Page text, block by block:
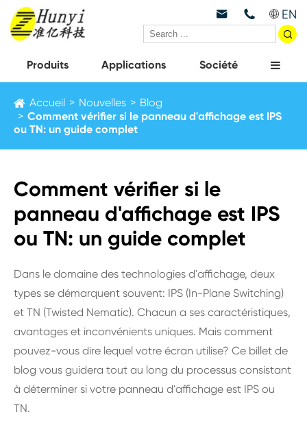
  EN

Produits Applications Société
Accueil Nouvelles
Blog
Comment vérifier si le panneau d'affichage est IPS
ou TN: un guide complet
Comment vérifier si le
panneau d'affichage est IPS
ou TN: un guide complet
Dans le domaine des technologies d'affichage, deux
types se démarquent souvent: IPS (In-Plane Switching)
et TN (Twisted Nematic). Chacun a ses caractéristiques,
avantages et inconvénients uniques. Mais comment
pouvez-vous dire lequel votre écran utilise? Ce billet de
blog vous guidera tout au long du processus consistant
à déterminer si votre panneau d'affichage est IPS ou
TN.